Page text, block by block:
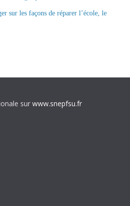
sur les façons de réparer l’école, le
sur www.snepfsu.fr